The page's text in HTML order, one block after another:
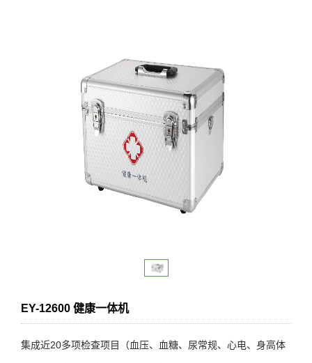
EY-12600 健康一体机
集成近20多项检查项目（血压、血糖、尿常规、心电、身高体